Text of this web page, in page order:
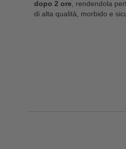
dopo 2 ore , rendendola
di alta qualità, morbido e